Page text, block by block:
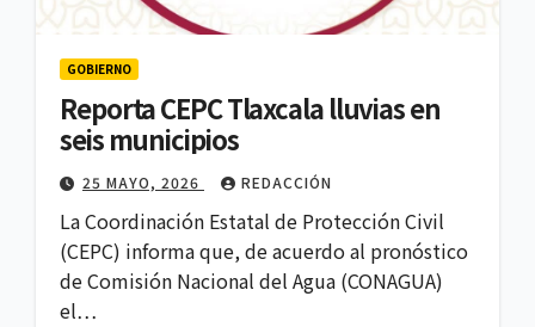
GOBIERNO
Reporta CEPC Tlaxcala lluvias en
seis municipios
25 MAYO, 2026 REDACCIÓN
La Coordinación Estatal de Protección Civil
(CEPC) informa que, de acuerdo al pronóstico
de Comisión Nacional del Agua (CONAGUA)
el…